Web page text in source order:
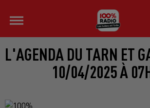
L'AGENDA DU TARN ET
10/04/2025 À